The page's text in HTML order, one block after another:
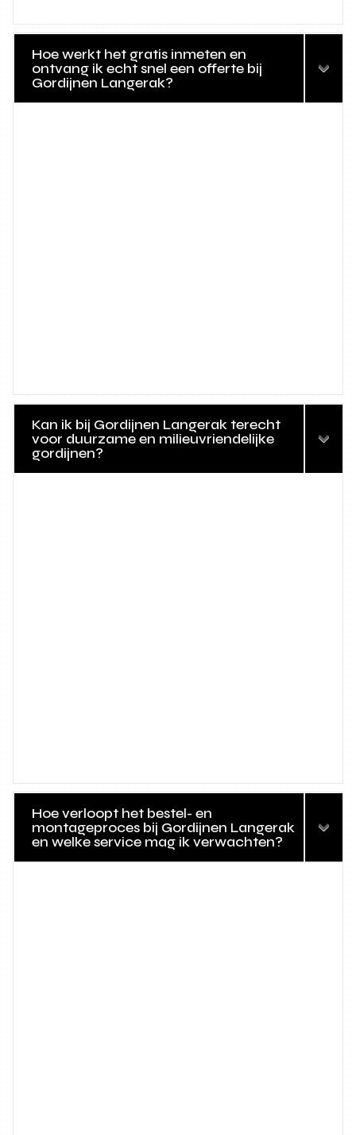
Hoe werkt het gratis inmeten en
ontvang ik echt snel een offerte bij
Gordijnen Langerak?
Kan ik bij Gordijnen Langerak terecht
voor duurzame en milieuvriendelijke
gordijnen?
Hoe verloopt het bestel- en
montageproces bij Gordijnen Langerak
en welke service mag ik verwachten?